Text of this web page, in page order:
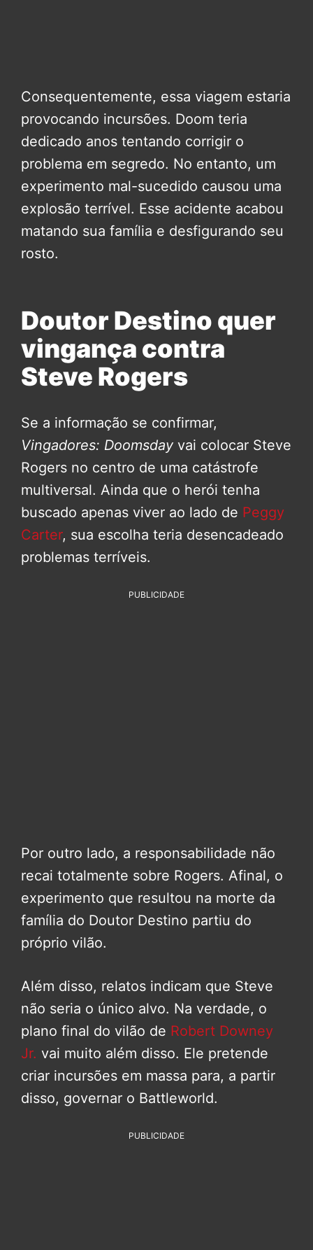
Consequentemente, essa viagem estaria
provocando incursões. Doom teria
dedicado anos tentando corrigir o
problema em segredo. No entanto, um
experimento mal-sucedido causou uma
explosão terrível. Esse acidente acabou
matando sua família e desfigurando seu
rosto.
Doutor Destino quer
vingança contra
Steve Rogers
Se a informação se confirmar,
Vingadores: Doomsday vai colocar Steve
Rogers no centro de uma catástrofe
multiversal. Ainda que o herói tenha
buscado apenas viver ao lado de Peggy
Carter, sua escolha teria desencadeado
problemas terríveis.
PUBLICIDADE
Por outro lado, a responsabilidade não
recai totalmente sobre Rogers. Afinal, o
experimento que resultou na morte da
família do Doutor Destino partiu do
próprio vilão.
Além disso, relatos indicam que Steve
não seria o único alvo. Na verdade, o
plano final do vilão de Robert Downey
Jr. vai muito além disso. Ele pretende
criar incursões em massa para, a partir
disso, governar o Battleworld.
PUBLICIDADE